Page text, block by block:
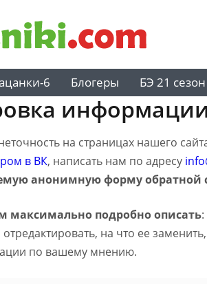
6 Блогеры БЭ 21 сезон
на страницах нашего
в ВК, написать нам по адресу
анонимную форму обратной
максимально подробно описать
на что ее
по вашему мнению.